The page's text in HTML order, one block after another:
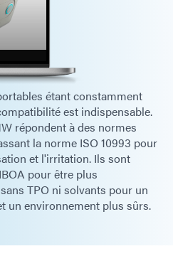
étant constamment
est indispensable.
répondent à des normes
la norme ISO 10993 pour
et l'irritation. Ils sont
pour être plus
TPO ni solvants pour un
un environnement plus sûrs.